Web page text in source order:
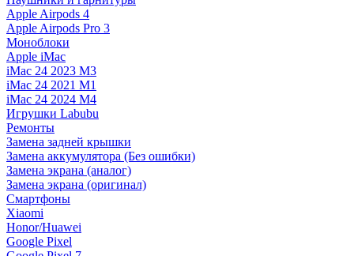
Apple Airpods 4
Apple Airpods Pro 3
Моноблоки
Apple iMac
iMac 24 2023 M3
iMac 24 2021 M1
iMac 24 2024 M4
Игрушки Labubu
Ремонты
Замена задней крышки
Замена аккумулятора (Без ошибки)
Замена экрана (аналог)
Замена экрана (оригинал)
Смартфоны
Xiaomi
Honor/Huawei
Google Pixel